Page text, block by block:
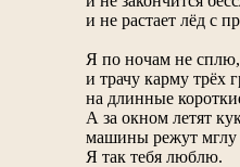
и не растает лёд с
Я по ночам не
и трачу карму трёх
на длинные
А за окном летят
машины режут
Я так тебя люблю.